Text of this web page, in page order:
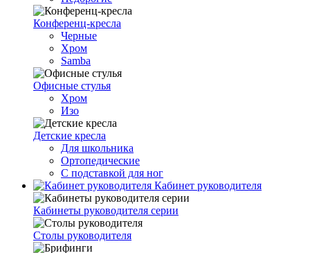
Конференц-кресла
Черные
Хром
Samba
Офисные стулья
Хром
Изо
Детские кресла
Для школьника
Ортопедические
С подставкой для ног
Кабинет руководителя
Кабинеты руководителя серии
Столы руководителя